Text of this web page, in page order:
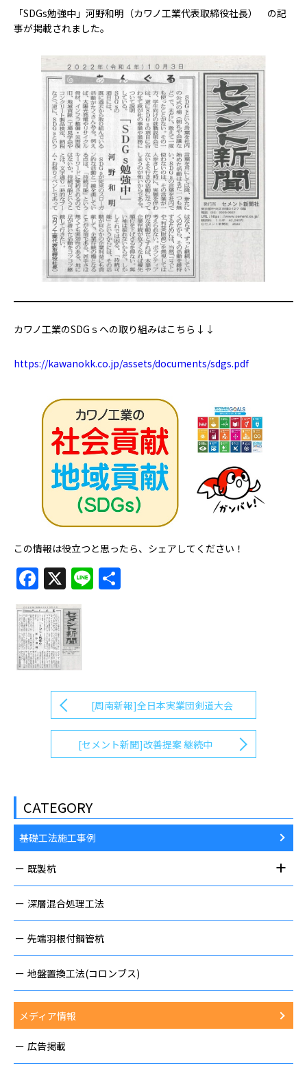
「SDGs勉強中」河野和明（カワノ工業代表取締役社長） の記
事が掲載されました。
カワノ工業のSDGｓへの取り組みはこちら↓↓
https://kawanokk.co.jp/assets/documents/sdgs.pdf
この情報は役立つと思ったら、シェアしてください！
Facebook
X Line
[周南新報]全日本実業団剣道大会
[セメント新聞]改善提案 継続中
CATEGORY
基礎工法施工事例
既製杭
深層混合処理工法
先端羽根付鋼管杭
地盤置換工法(コロンブス)
メディア情報
広告掲載